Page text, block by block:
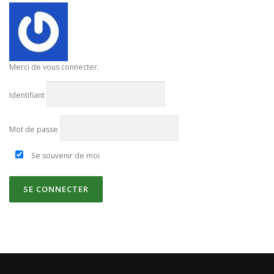
Merci de vous connecter.
Identifiant
Mot de passe
Se souvenir de moi